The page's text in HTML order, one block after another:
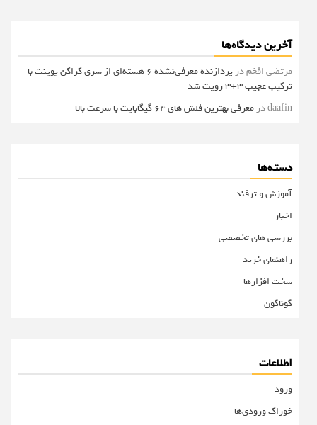
آخرین دیدگاه‌ها
مرتضی افخمدر
پردازنده معرفی‌نشده 6 هسته‌ای از سری کراکن پوینت با
ترکیب عجیب 3+3 رویت شد
daafinدرمعرفی بهترین فلش های 64 گیگابایت با سرعت بالا
دسته‌ها
آموزش و ترفند
اخبار
بررسی های تخصصی
راهنمای خرید
سخت افزارها
گوناگون
اطلاعات
ورود
خوراک ورودی‌ها